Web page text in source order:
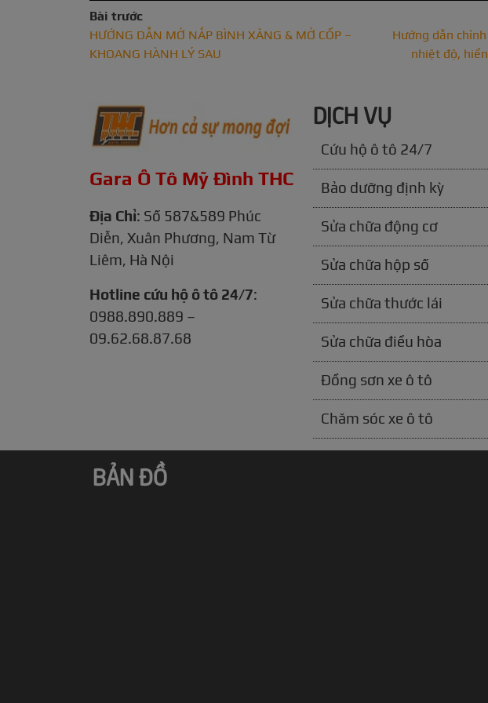
Bài trước
HƯỚNG DẪN MỞ NẮP BÌNH XĂNG & MỞ CỐP –
KHOANG HÀNH LÝ SAU
Hướng dẫn
nhiệt độ,
Gara Ô Tô Mỹ Đình THC
Địa Chỉ: Số 587&589 Phúc
Diễn, Xuân Phương, Nam Từ
Liêm, Hà Nội
Hotline cứu hộ ô tô 24/7:
0988.890.889 –
09.62.68.87.68
DỊCH VỤ
Cứu hộ ô tô 24/7
Bảo dưỡng định kỳ
Sửa chữa động cơ
Sửa chữa hộp số
Sửa chữa thước lái
Sửa chữa điều hòa
Đồng sơn xe ô tô
Chăm sóc xe ô tô
BẢN ĐỒ